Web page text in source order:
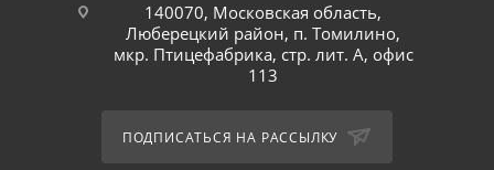
140070, Московская область,
Люберецкий район, п. Томилино,
мкр. Птицефабрика, стр. лит. А, офис
113
ПОДПИСАТЬСЯ НА РАССЫЛКУ